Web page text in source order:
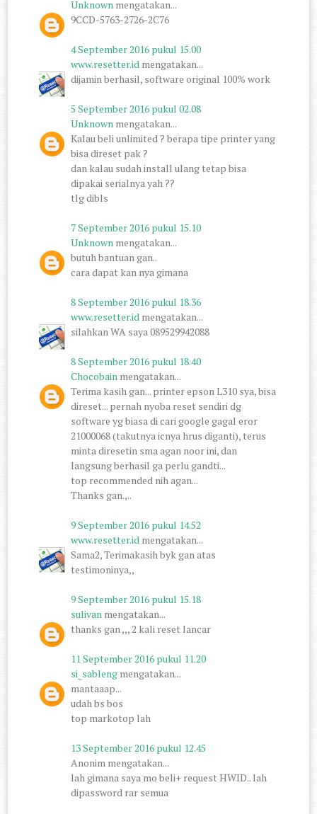
Unknown mengatakan...
9CCD-5763-2726-2C76
4 September 2016 pukul 15.00
www.resetter.id mengatakan...
dijamin berhasil, software original 100% work
5 September 2016 pukul 02.08
Unknown mengatakan...
Kalau beli unlimited ? berapa tipe printer yang
bisa direset pak ?
dan kalau sudah install ulang tetap bisa
dipakai serialnya yah ??
tlg dibls
7 September 2016 pukul 15.10
Unknown mengatakan...
butuh bantuan gan..
cara dapat kan nya gimana
8 September 2016 pukul 18.36
www.resetter.id mengatakan...
silahkan WA saya 089529942088
8 September 2016 pukul 18.40
Chocobain mengatakan...
Terima kasih gan... printer epson L310 sya, bisa
direset... pernah nyoba reset sendiri dg
software yg biasa di cari google gagal eror
21000068 (takutnya icnya hrus diganti), terus
minta diresetin sma agan noor ini, dan
langsung berhasil ga perlu gandti...
top recommended nih agan...
Thanks gan.,..
9 September 2016 pukul 14.52
www.resetter.id mengatakan...
Sama2, Terimakasih byk gan atas
testimoninya,,
9 September 2016 pukul 15.18
sulivan mengatakan...
thanks gan ,,, 2 kali reset lancar
11 September 2016 pukul 11.20
si_sableng mengatakan...
mantaaap...
udah bs bos
top markotop lah
13 September 2016 pukul 12.45
Anonim mengatakan...
lah gimana saya mo beli+ request HWID.. lah
dipassword rar semua